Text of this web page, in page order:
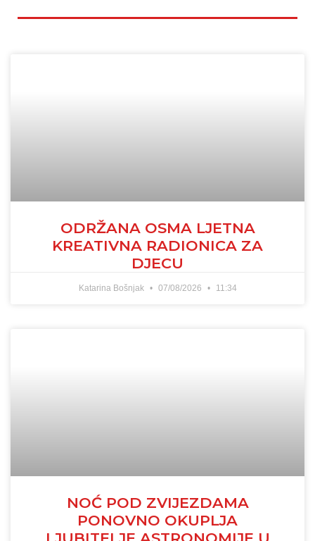
ODRŽANA OSMA LJETNA
KREATIVNA RADIONICA ZA
DJECU
Katarina Bošnjak 07/08/2026 11:34
NOĆ POD ZVIJEZDAMA
PONOVNO OKUPLJA